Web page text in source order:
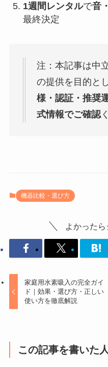
1週間レンタルで音
最終決定
注：本記事は中
の提供を目的と
様・認証・推奨
式情報でご確認
機器比較・選び方
よかったら
家庭用水素吸入の完全ガイ
ド｜効果・選び方・正しい
使い方を徹底解説
この記事を書いた人